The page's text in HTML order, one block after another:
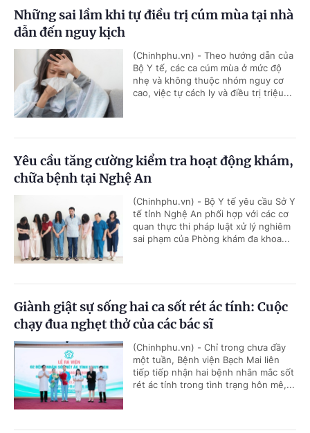
Những sai lầm khi tự điều trị cúm mùa tại nhà
dẫn đến nguy kịch
(Chinhphu.vn) - Theo hướng dẫn của
Bộ Y tế, các ca cúm mùa ở mức độ
nhẹ và không thuộc nhóm nguy cơ
cao, việc tự cách ly và điều trị triệu...
Yêu cầu tăng cường kiểm tra hoạt động khám,
chữa bệnh tại Nghệ An
(Chinhphu.vn) - Bộ Y tế yêu cầu Sở Y
tế tỉnh Nghệ An phối hợp với các cơ
quan thực thi pháp luật xử lý nghiêm
sai phạm của Phòng khám đa khoa...
Giành giật sự sống hai ca sốt rét ác tính: Cuộc
chạy đua nghẹt thở của các bác sĩ
(Chinhphu.vn) - Chỉ trong chưa đầy
một tuần, Bệnh viện Bạch Mai liên
tiếp tiếp nhận hai bệnh nhân mắc sốt
rét ác tính trong tình trạng hôn mê,...